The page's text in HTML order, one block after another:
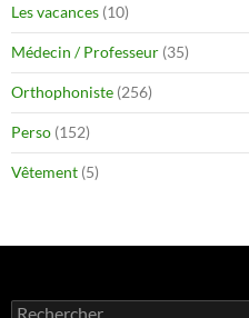
Les vacances (10)
Médecin / Professeur (35)
Orthophoniste (256)
Perso (152)
Vêtement (5)
Rechercher :